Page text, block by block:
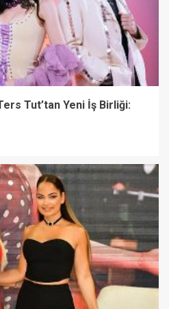
Tut’tan Yeni İş Birliği: